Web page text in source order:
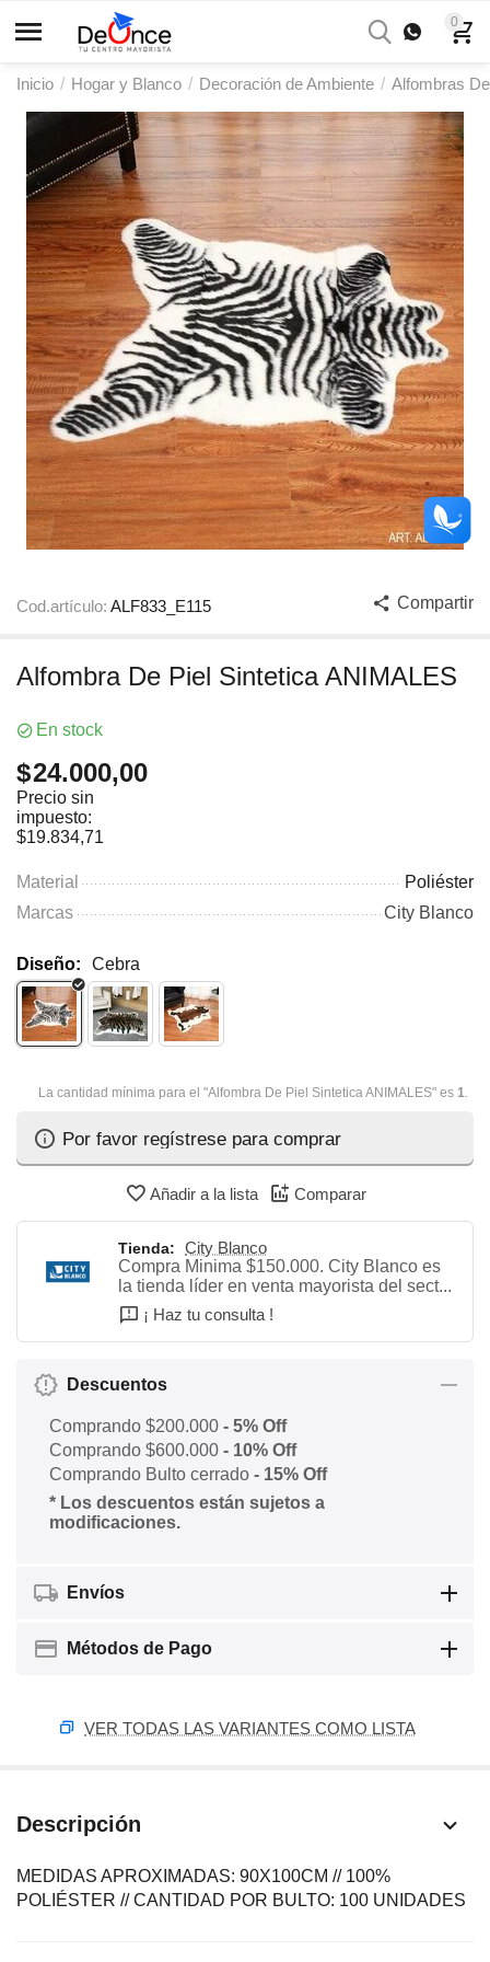
0
Inicio / Hogar y Blanco / Decoración de Ambiente / Alfombras
Cod.artículo: ALF833_E115 Compartir
Alfombra De Piel Sintetica ANIMALES
En stock
$24.000,00
Precio sin
impuesto:
$19.834,71
Material
Poliéster
Marcas
City Blanco
Diseño: Cebra
La cantidad mínima para el "Alfombra De Piel Sintetica ANIMALES" es 1.
Por favor regístrese para comprar
Añadir a la lista Comparar
Tienda:
City Blanco
Compra Minima $150.000. City Blanco es
la tienda líder en venta mayorista del sect...
¡ Haz tu consulta !
Descuentos
Comprando $200.000 - 5% Off
Comprando $600.000 - 10% Off
Comprando Bulto cerrado - 15% Off
* Los descuentos están sujetos a
modificaciones.
Envíos
Métodos de Pago
VER TODAS LAS VARIANTES COMO LISTA
Descripción
MEDIDAS APROXIMADAS: 90X100CM // 100%
POLIÉSTER // CANTIDAD POR BULTO: 100 UNIDADES